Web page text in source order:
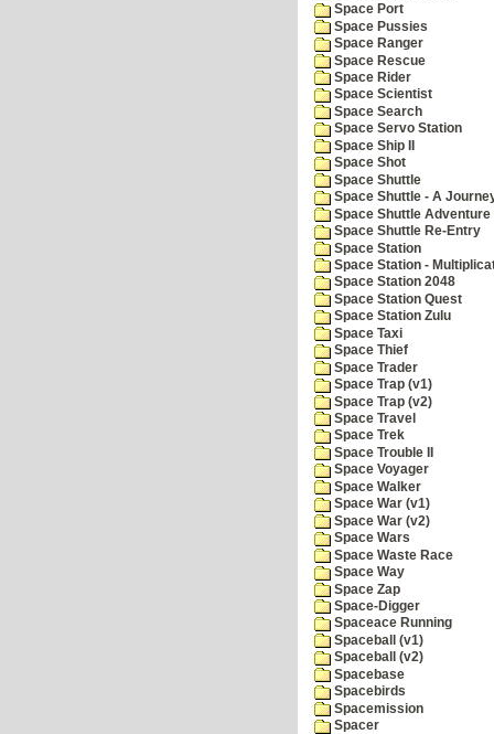
Space Port
Space Pussies
Space Ranger
Space Rescue
Space Rider
Space Scientist
Space Search
Space Servo Station
Space Ship II
Space Shot
Space Shuttle
Space Shuttle - A
Space Shuttle Adventure
Space Shuttle Re-Entry
Space Station
Space Station -
Space Station 2048
Space Station Quest
Space Station Zulu
Space Taxi
Space Thief
Space Trader
Space Trap (v1)
Space Trap (v2)
Space Travel
Space Trek
Space Trouble II
Space Voyager
Space Walker
Space War (v1)
Space War (v2)
Space Wars
Space Waste Race
Space Way
Space Zap
Space-Digger
Spaceace Running
Spaceball (v1)
Spaceball (v2)
Spacebase
Spacebirds
Spacemission
Spacer